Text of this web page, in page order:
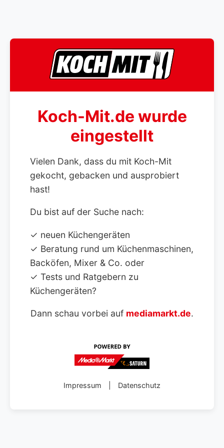
Koch-Mit.de wurde
eingestellt
Vielen Dank, dass du mit Koch-Mit
gekocht, gebacken und ausprobiert
hast!
Du bist auf der Suche nach:
✓ neuen Küchengeräten
✓ Beratung rund um Küchenmaschinen,
Backöfen, Mixer & Co. oder
✓ Tests und Ratgebern zu
Küchengeräten?
Dann schau vorbei auf mediamarkt.de.
Impressum Datenschutz